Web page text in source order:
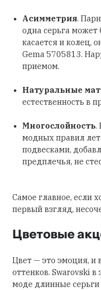
Асимметрия.
одна серьга
касается и колец,
Gema 5705813.
приемом.
Натуральные
естественность в
Многослойность.
модных правил
подвесками,
предплечья, не
Самое главное, если
первый взгляд,
Цветовые
Цвет — это эмоция, и
оттенков. Swarovski
моде длинные